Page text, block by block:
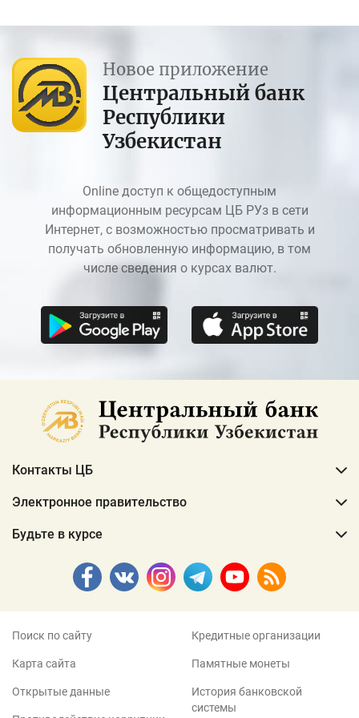
Новое приложение
Центральный банк
Республики
Узбекистан
Online доступ к общедоступным
информационным ресурсам ЦБ РУз в сети
Интернет, с возможностью просматривать и
получать обновленную информацию, в том
числе сведения о курсах валют.
Контакты ЦБ
Электронное правительство
Будьте в курсе
Поиск по сайту
Карта сайта
Открытые данные
Кредитные организации
Памятные монеты
История банковской
системы